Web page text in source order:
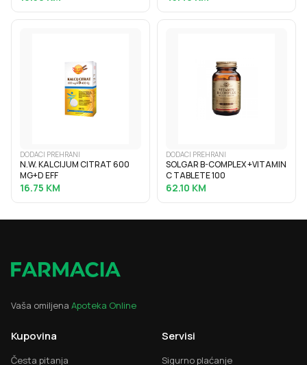
DODACI PREHRANI
N.W. KALCIJUM CITRAT 600
MG+D EFF
16.75 KM
DODACI PREHRANI
SOLGAR B-COMPLEX +VITAMIN
C TABLETE 100
62.10 KM
Vaša omiljena Apoteka Online
Kupovina
Česta pitanja
Servisi
Sigurno plaćanje